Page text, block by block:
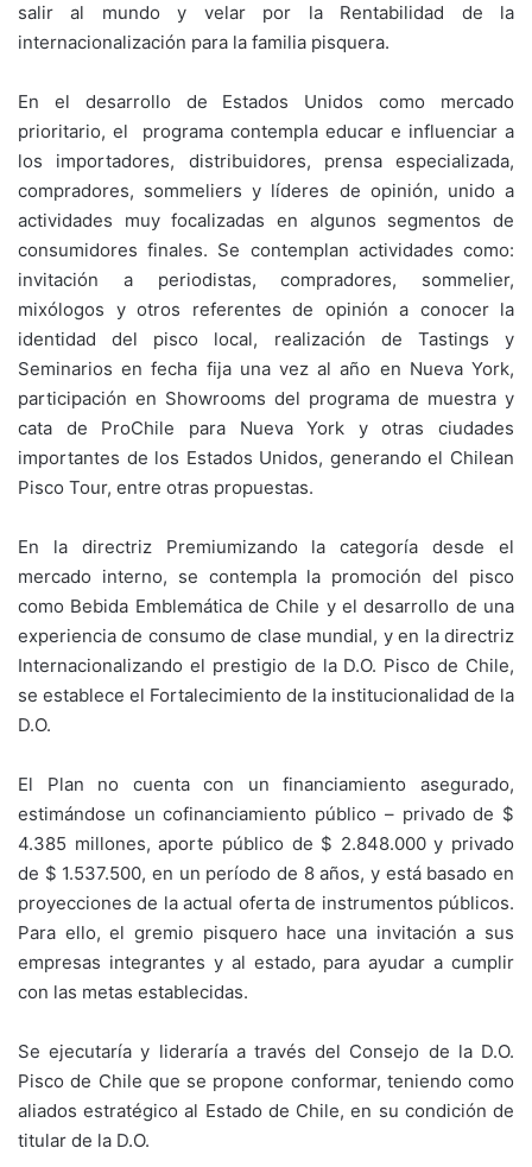
salir al mundo y velar por la Rentabilidad de la
internacionalización para la familia pisquera.
En el desarrollo de Estados Unidos como mercado
prioritario, el programa contempla educar e influenciar a
los importadores, distribuidores, prensa especializada,
compradores, sommeliers y líderes de opinión, unido a
actividades muy focalizadas en algunos segmentos de
consumidores finales. Se contemplan actividades como:
invitación a periodistas, compradores, sommelier,
mixólogos y otros referentes de opinión a conocer la
identidad del pisco local, realización de Tastings y
Seminarios en fecha fija una vez al año en Nueva York,
participación en Showrooms del programa de muestra y
cata de ProChile para Nueva York y otras ciudades
importantes de los Estados Unidos, generando el Chilean
Pisco Tour, entre otras propuestas.
En la directriz Premiumizando la categoría desde el
mercado interno, se contempla la promoción del pisco
como Bebida Emblemática de Chile y el desarrollo de una
experiencia de consumo de clase mundial, y en la directriz
Internacionalizando el prestigio de la D.O. Pisco de Chile,
se establece el Fortalecimiento de la institucionalidad de la
D.O.
El Plan no cuenta con un financiamiento asegurado,
estimándose un cofinanciamiento público – privado de $
4.385 millones, aporte público de $ 2.848.000 y privado
de $ 1.537.500, en un período de 8 años, y está basado en
proyecciones de la actual oferta de instrumentos públicos.
Para ello, el gremio pisquero hace una invitación a sus
empresas integrantes y al estado, para ayudar a cumplir
con las metas establecidas.
Se ejecutaría y lideraría a través del Consejo de la D.O.
Pisco de Chile que se propone conformar, teniendo como
aliados estratégico al Estado de Chile, en su condición de
titular de la D.O.